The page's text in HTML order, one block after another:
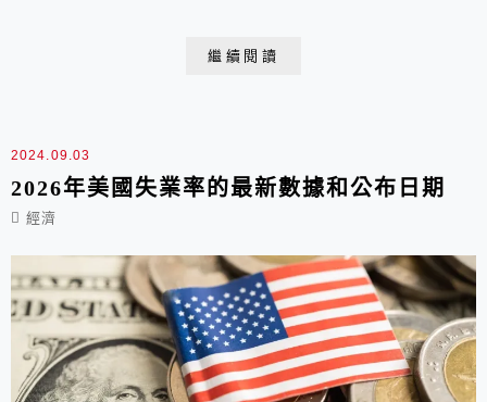
配息、成分股和優缺點。
繼續閱讀
2024.09.03
2026年美國失業率的最新數據和公布日期
經濟